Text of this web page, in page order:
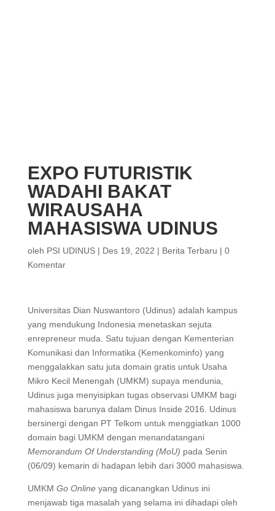
EXPO FUTURISTIK
WADAHI BAKAT
WIRAUSAHA
MAHASISWA UDINUS
oleh PSI UDINUS| Des 19, 2022 | Berita Terbaru | 0
Komentar
Universitas Dian Nuswantoro (Udinus) adalah kampus
yang mendukung Indonesia menetaskan sejuta
enrepreneur muda. Satu tujuan dengan Kementerian
Komunikasi dan Informatika (Kemenkominfo) yang
menggalakkan satu juta domain gratis untuk Usaha
Mikro Kecil Menengah (UMKM) supaya mendunia,
Udinus juga menyisipkan tugas observasi UMKM bagi
mahasiswa barunya dalam Dinus Inside 2016. Udinus
bersinergi dengan PT Telkom untuk menggiatkan 1000
domain bagi UMKM dengan menandatangani
Memorandum Of Understanding (MoU) pada Senin
(06/09) kemarin di hadapan lebih dari 3000 mahasiswa.
UMKM Go Onlineyang dicanangkan Udinus ini
menjawab tiga masalah yang selama ini dihadapi oleh